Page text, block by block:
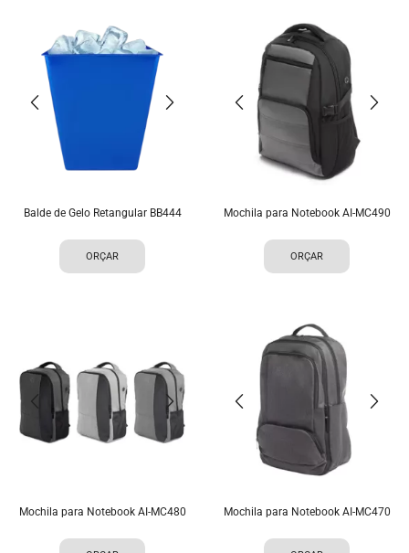
Balde de Gelo Retangular BB444
ORÇAR
Mochila para Notebook AI-MC490
ORÇAR
Mochila para Notebook AI-MC480 Mochila para Notebook AI-MC470